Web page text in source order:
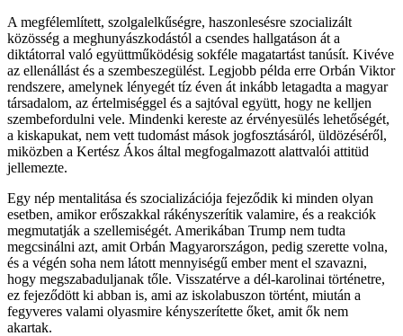
A megfélemlített, szolgalelkűségre, haszonlesésre szocializált
közösség a meghunyászkodástól a csendes hallgatáson át a
diktátorral való együttműködésig sokféle magatartást tanúsít. Kivéve
az ellenállást és a szembeszegülést. Legjobb példa erre Orbán Viktor
rendszere, amelynek lényegét tíz éven át inkább letagadta a magyar
társadalom, az értelmiséggel és a sajtóval együtt, hogy ne kelljen
szembefordulni vele. Mindenki kereste az érvényesülés lehetőségét,
a kiskapukat, nem vett tudomást mások jogfosztásáról, üldözéséről,
miközben a Kertész Ákos által megfogalmazott alattvalói attitüd
jellemezte.
Egy nép mentalitása és szocializációja fejeződik ki minden olyan
esetben, amikor erőszakkal rákényszerítik valamire, és a reakciók
megmutatják a szellemiségét. Amerikában Trump nem tudta
megcsinálni azt, amit Orbán Magyarországon, pedig szerette volna,
és a végén soha nem látott mennyiségű ember ment el szavazni,
hogy megszabaduljanak tőle. Visszatérve a dél-karolinai történetre,
ez fejeződött ki abban is, ami az iskolabuszon történt, miután a
fegyveres valami olyasmire kényszerítette őket, amit ők nem
akartak.